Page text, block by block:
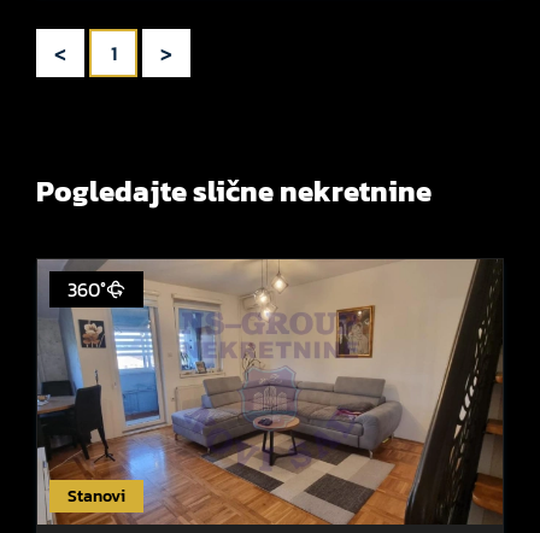
< 1 >
Pogledajte slične nekretnine
Stanovi
360°